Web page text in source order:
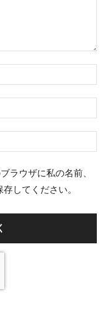
前
メ
ル
ェ
ト
ラウザに私の名前、
してください。